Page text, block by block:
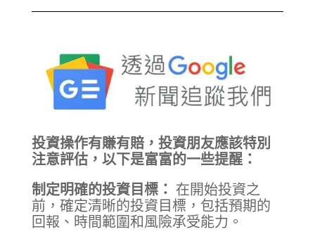
投資操作有賺有賠，投資朋友應該特別
注意評估，以下是富富的一些提醒：
制定明確的投資目標： 在開始投資之
前，確定清晰的投資目標，包括預期的
回報、時間範圍和風險承受能力。